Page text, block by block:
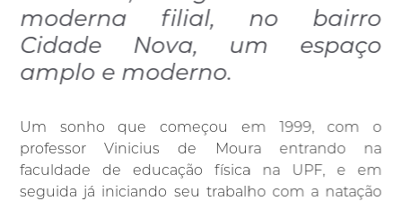
moderna filial, no bairro
Cidade Nova, um espaço
amplo e moderno.
Um sonho que começou em 1999, com o
professor Vinicius de Moura entrando na
faculdade de educação física na UPF, e em
seguida já iniciando seu trabalho com a natação